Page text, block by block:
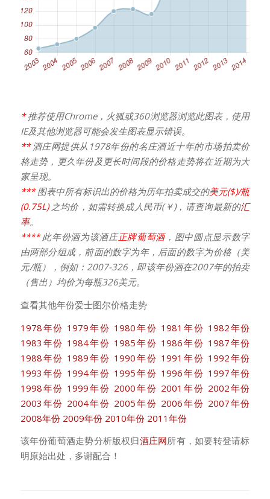
*推荐使用Chrome，火狐或360浏览器浏览此图表，使用
IE及其他浏览器可能会发生图表显示错误。
** 酒庄网提供从1978年份的名庄酒近十年的市场拍卖价
格走势，更久年份及更长时间段的价格走势将在近期为大
家呈现。
***图表中所有标识出的价格为历年拍卖成交的美元($)/瓶
(0.75L)之均价，如需转换成人民币(￥)，请查询最新的汇
率。
****此年份酒为该酒庄正牌葡萄酒，图中圆点显示数字
由两部分组成，前面的数字为年，后面的数字为价格（美
元/瓶），例如：2007-326，即该年份酒在2007年的拍卖
（售出）均价为每瓶326美元。
查看其他年份爱士图尔价格走势
1978年份 1979年份 1980年份 1981年份 1982年份
1983年份 1984年份 1985年份 1986年份 1987年份
1988年份 1989年份 1990年份 1991年份 1992年份
1993年份 1994年份 1995年份 1996年份 1997年份
1998年份 1999年份 2000年份 2001年份 2002年份
2003年份 2004年份 2005年份 2006年份 2007年份
2008年份 2009年份 2010年份 2011年份
该年份葡萄酒走势分析版权归酒庄网所有，如要转登请标
明原始出处，多谢配合！